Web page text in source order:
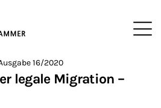
Newsletter
>
Nachrichten aus Brüssel
16/2020
legale Migration –